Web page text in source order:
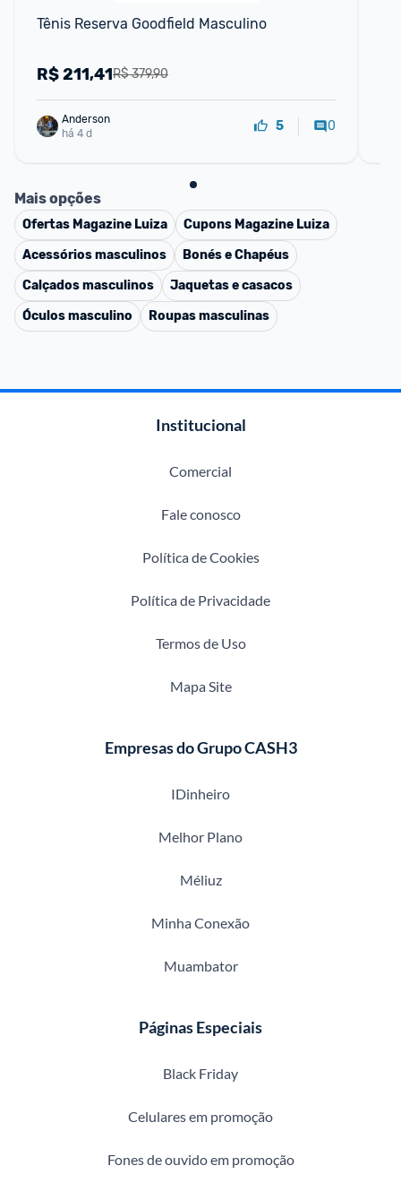
Tênis Reserva Goodfield Masculino
R$ 379,90
R$211,41
Anderson
há 4 d
5 0
Mais opções
Ofertas Magazine Luiza Cupons Magazine Luiza
Acessórios masculinos
Bonés e Chapéus
Calçados masculinos
Jaquetas e casacos
Óculos masculino
Roupas masculinas
Institucional
Comercial
Fale conosco
Política de Cookies
Política de Privacidade
Termos de Uso
Mapa Site
Empresas do Grupo CASH3
IDinheiro
Melhor Plano
Méliuz
Minha Conexão
Muambator
Páginas Especiais
Black Friday
Celulares em promoção
Fones de ouvido em promoção